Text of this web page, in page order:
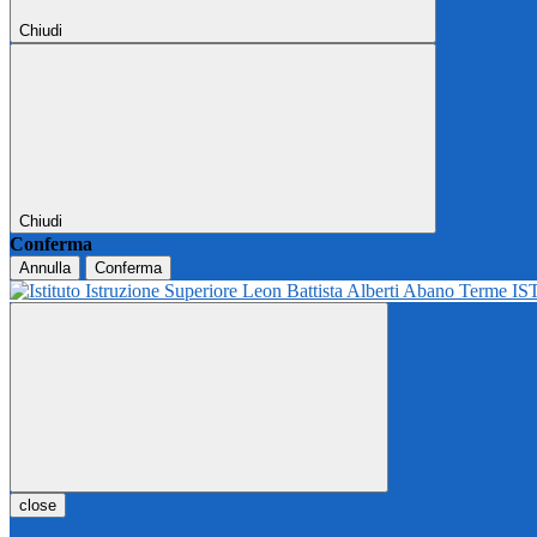
Chiudi
Chiudi
Conferma
Annulla Conferma
close